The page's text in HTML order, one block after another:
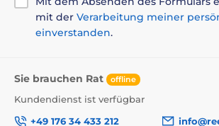
Gerät kann nicht tauchen oder
Anzahl der Hunde
Beim Kauf eines weiteren
kann Dogtrace D-Control
mit der Verarbeitung meiner
einverstanden.
Sie brauchen Rat offline
Kundendienst ist verfügbar
+49 176 34 433 212